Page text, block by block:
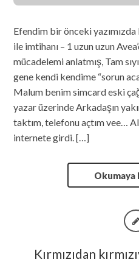
Efendim bir önceki
ile imtihanı – 1 uzun uzun
mücadelemi anlatmış, Tam
gene kendi kendime “sorun
Malum benim simcard eski
yazar üzerinde Arkadaşın
taktım, telefonu açtım vee…
internete girdi. […]
Okumaya
Kırmızıdan